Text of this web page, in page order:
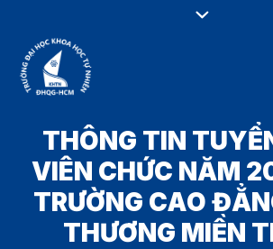
THÔNG TIN
VIÊN CHỨC NĂM
TRƯỜNG CAO
THƯƠNG MIỀN